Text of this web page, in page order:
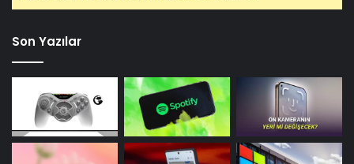
Son Yazılar